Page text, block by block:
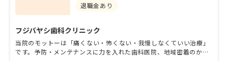
退職金あり
フジバヤシ歯科クリニック
当院のモットーは「痛くない・怖くない・我慢しなくていい治療」
です。予防・メンテナンスに力を入れた歯科医院、地域密着のかか